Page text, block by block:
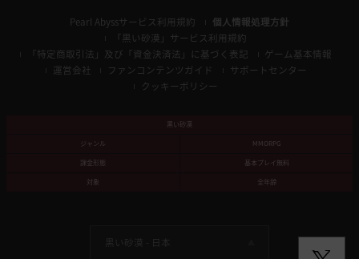
Pearl Abyssサービス利用規約
個人情報処理方針
「黒い砂漠」サービス利用規約
「特定商取引法」及び「資金決済法」に基づく表記
ゲーム基本情報
運営会社
ファンコンテンツガイド
サポートセンター
クッキーポリシー
黒い砂漠
ジャンル
MMORPG
課金形態
基本プレイ無料
対象
全年齢
黒い砂漠 - 日本